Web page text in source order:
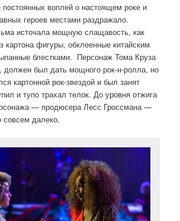
постоянных воплей о настоящем роке и
героев местами раздражало.
источала мощную слащавость, как
картона фигуры, обклеенные китайским
блестками. Персонаж Тома Круза
был дать мощного рок-н-ролла, но
картонной рок-звездой и был занят
и тупо трахал телок. До уровня отжига
— продюсера Лесс Гроссмана —
совсем далеко.